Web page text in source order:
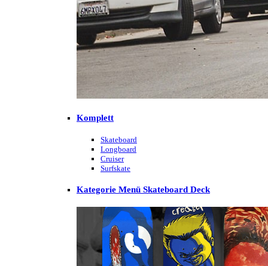
Komplett
Skateboard
Longboard
Cruiser
Surfskate
Kategorie Menü Skateboard Deck